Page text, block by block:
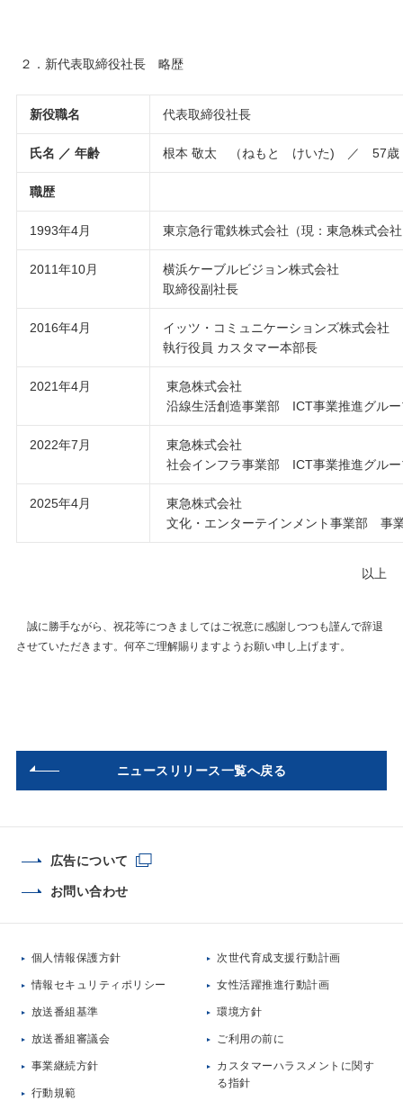
２．新代表取締役社長 略歴
新役職名 代表取締役社長
氏名 ／ 年齢 根本 敬太 （ねもと けいた) ／ 57歳
職歴
1993年4月 東京急行電鉄株式会社（現：東急株式会
2011年10月
横浜ケーブルビジョン株式会社
取締役副社長
2016年4月
イッツ・コミュニケーションズ株式会社
執行役員 カスタマー本部長
2021年4月
東急株式会社
沿線生活創造事業部 ICT事業推進グルー
2022年7月
東急株式会社
社会インフラ事業部 ICT事業推進グルー
2025年4月
東急株式会社
文化・エンターテインメント事業部 事
以上
誠に勝手ながら、祝花等につきましてはご祝意に感謝しつつも謹んで辞退
させていただきます。何卒ご理解賜りますようお願い申し上げます。
ニュースリリース一覧へ戻る
広告について
お問い合わせ
個人情報保護方針
情報セキュリティポリシー
放送番組基準
放送番組審議会
事業継続方針
行動規範
次世代育成支援行動計画
女性活躍推進行動計画
環境方針
ご利用の前に
カスタマーハラスメントに関す
る指針